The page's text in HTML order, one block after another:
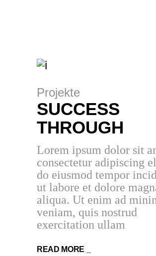
Projekte
SUCCESS
THROUGH
Lorem ipsum dolor sit
consectetur adipiscing
do eiusmod tempor
ut labore et dolore
aliqua. Ut enim ad
veniam, quis nostrud
exercitation ullam
READ MORE _